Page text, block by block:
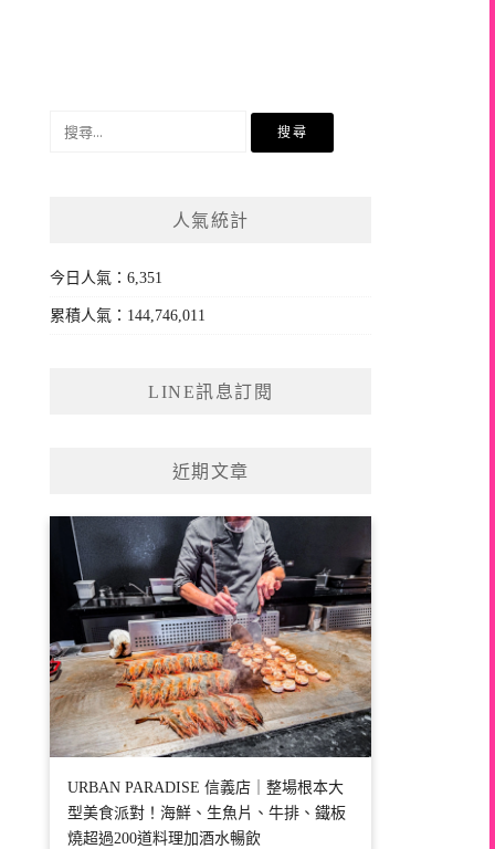
人氣統計
今日人氣：6,351
累積人氣：144,746,011
LINE訊息訂閱
近期文章
URBAN PARADISE 信義店｜整場根本大
型美食派對！海鮮、生魚片、牛排、鐵板
燒超過200道料理加酒水暢飲